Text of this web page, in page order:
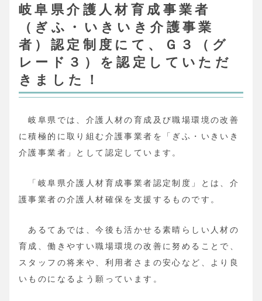
岐阜県介護人材育成事業者
（ぎふ・いきいき介護事業
者）認定制度にて、Ｇ３（グ
レード３）を認定していただ
きました！
岐阜県では、介護人材の育成及び職場環境の改善
に積極的に取り組む介護事業者を「ぎふ・いきいき
介護事業者」として認定しています。
「岐阜県介護人材育成事業者認定制度」とは、介
護事業者の介護人材確保を支援するものです。
あるてあでは、今後も活かせる素晴らしい人材の
育成、働きやすい職場環境の改善に努めることで、
スタッフの将来や、利用者さまの安心など、より良
いものになるよう願っています。